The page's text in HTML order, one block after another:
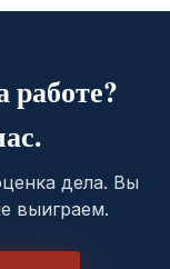
дела. Вы
выиграем.